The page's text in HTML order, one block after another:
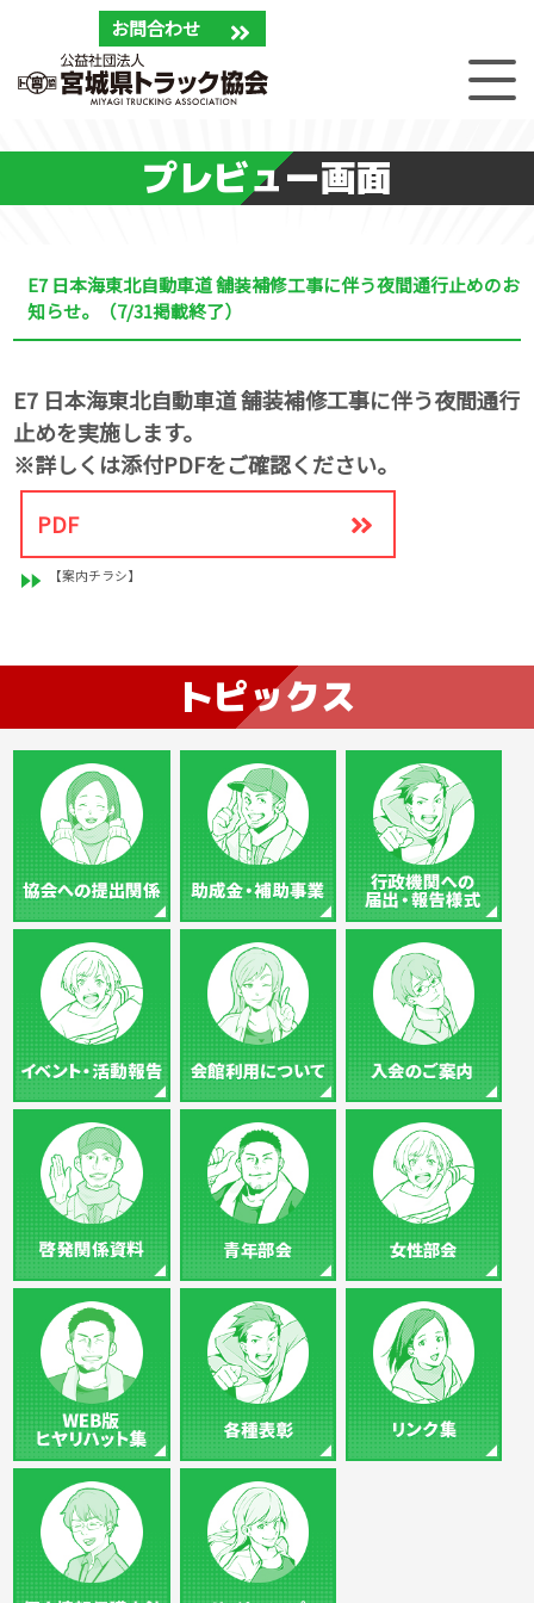
お問合わせ
プレビュー画面
E7 日本海東北自動車道 舗装補修工事に伴う夜間通行止めのお
知らせ。（7/31掲載終了）
E7 日本海東北自動車道 舗装補修工事に伴う夜間通行
止めを実施します。
※詳しくは添付PDFをご確認ください。
PDF
【案内チラシ】
トピックス